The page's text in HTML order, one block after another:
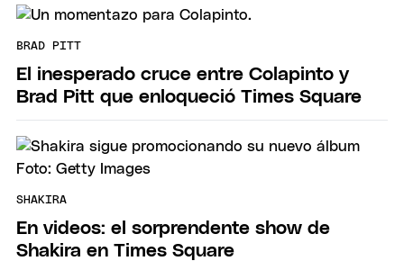
BRAD PITT
El inesperado cruce entre Colapinto y
Brad Pitt que enloqueció Times Square
SHAKIRA
En videos: el sorprendente show de
Shakira en Times Square